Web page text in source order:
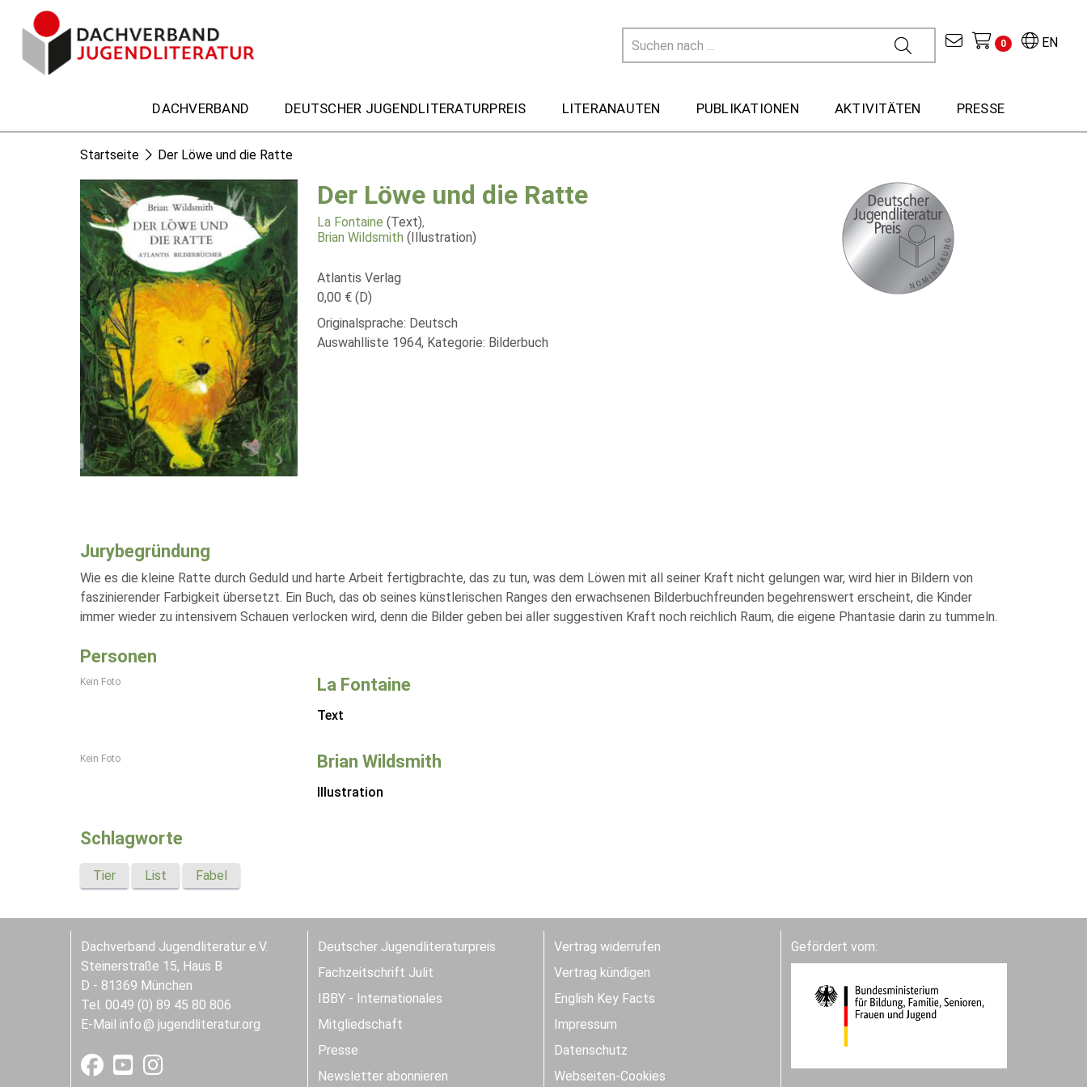
EN
0
DACHVERBAND DEUTSCHER JUGENDLITERATURPREIS LITERANAUTEN PUBLIKATIONEN AKTIVITÄTEN PRESSE
Startseite Der Löwe und die Ratte
Der Löwe und die Ratte
La Fontaine (Text),
Brian Wildsmith (Illustration)
Atlantis Verlag
0,00 € (D)
Originalsprache: Deutsch
Auswahlliste 1964, Kategorie: Bilderbuch
Jurybegründung
Wie es die kleine Ratte durch Geduld und harte Arbeit fertigbrachte, das zu tun, was dem Löwen mit all seiner Kraft nicht gelungen war, wird hier in Bildern von
faszinierender Farbigkeit übersetzt. Ein Buch, das ob seines künstlerischen Ranges den erwachsenen Bilderbuchfreunden begehrenswert erscheint, die Kinder
immer wieder zu intensivem Schauen verlocken wird, denn die Bilder geben bei aller suggestiven Kraft noch reichlich Raum, die eigene Phantasie darin zu tummeln.
Personen
Kein Foto La Fontaine
Text
Kein Foto Brian Wildsmith
Illustration
Schlagworte
Tier List Fabel
Dachverband Jugendliteratur e.V.
Steinerstraße 15, Haus B
D - 81369 München
Tel. 0049 (0) 89 45 80 806
E-Mail info jugendliteratur.org
Deutscher Jugendliteraturpreis
Fachzeitschrift Julit
IBBY - Internationales
Mitgliedschaft
Presse
Newsletter abonnieren
Vertrag widerrufen
Vertrag kündigen
English Key Facts
Impressum
Datenschutz
Webseiten-Cookies
Gefördert vom: